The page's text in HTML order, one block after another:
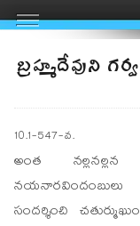
బ్రహ్మదేవుని
10.1-547-వ.
అంత
సందర్శించి